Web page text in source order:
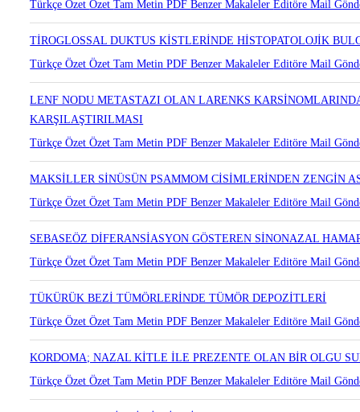
UYUMU
Türkçe ÖzetÖzetTam MetinPDFBenzer MakalelerEditöre Mail
TİROGLOSSAL DUKTUS KİSTLERİNDE HİSTOPATOLOJİK
Türkçe ÖzetÖzetTam MetinPDFBenzer MakalelerEditöre Mail
LENF NODU METASTAZI OLAN LARENKS
KARŞILAŞTIRILMASI
Türkçe ÖzetÖzetTam MetinPDFBenzer MakalelerEditöre Mail
MAKSİLLER SİNÜSÜN PSAMMOM CİSİMLERİNDEN ZENGİN
Türkçe ÖzetÖzetTam MetinPDFBenzer MakalelerEditöre Mail
SEBASEÖZ DİFERANSİASYON GÖSTEREN SİNONAZAL
Türkçe ÖzetÖzetTam MetinPDFBenzer MakalelerEditöre Mail
TÜKÜRÜK BEZİ TÜMÖRLERİNDE TÜMÖR DEPOZİTLERİ
Türkçe ÖzetÖzetTam MetinPDFBenzer MakalelerEditöre Mail
KORDOMA; NAZAL KİTLE İLE PREZENTE OLAN BİR OLGU